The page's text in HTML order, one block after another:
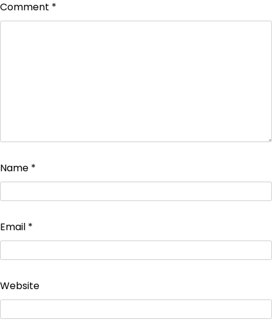
Comment *
Name *
Email *
Website